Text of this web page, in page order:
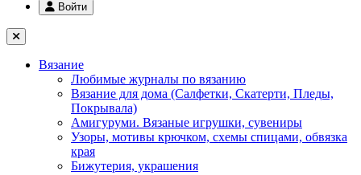
Войти
Вязание
Любимые журналы по вязанию
Вязание для дома (Салфетки, Скатерти, Пледы,
Покрывала)
Амигуруми. Вязаные игрушки, сувениры
Узоры, мотивы крючком, схемы спицами, обвязка
края
Бижутерия, украшения